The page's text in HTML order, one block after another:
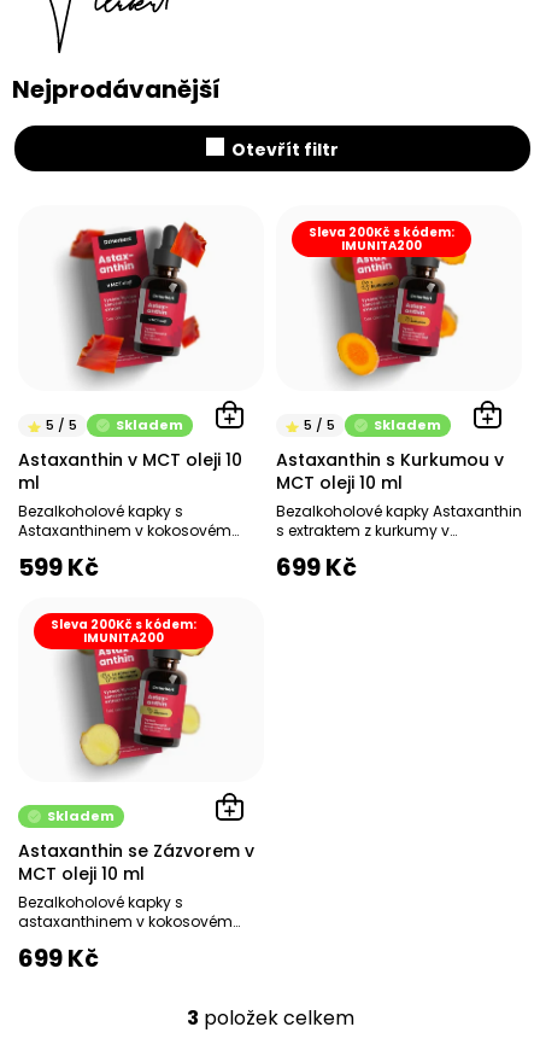
Nejprodávanější
Otevřít filtr
u
k
t
ů
Astaxanthin v MCT oleji 10
ml
Skladem
599 Kč
Bezalkoholové kapky s
Astaxanthinem v kokosovém
Silný antioxidant - zbavuje...
Sleva 200Kč s kódem:
IMUNITA200
Astaxanthin s Kurkumou v
MCT oleji 10 ml
Skladem
699 Kč
Bezalkoholové kapky Astaxanthin
s extraktem z kurkumy v
doporučuje Silné...
Sleva 200Kč s kódem:
IMUNITA200
Astaxanthin se Zázvorem v
MCT oleji 10 ml
Skladem
699 Kč
Bezalkoholové kapky s
astaxanthinem v kokosovém
Silný antioxidant - zbavuje...
O
3 položek celkem